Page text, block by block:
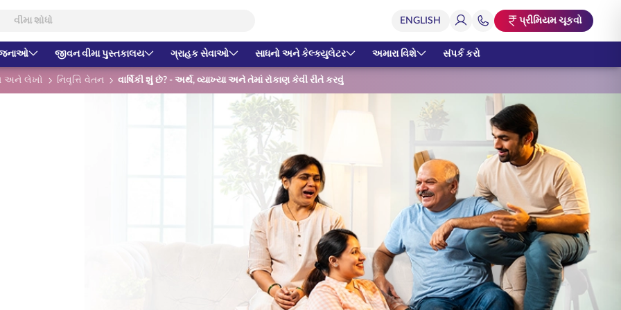
પ્રીમિયમ ચૂકવો
જીવન વીમા પુસ્તકાલય ગ્રાહક સેવાઓ સાધનો અને કેલ્ક્યુલેટર અમારા વિશે સંપર્ક કરો
અને લેખો નિવૃત્તિ વેતન વાર્ષિકી શું છે? - અર્થ, વ્યાખ્યા અને તેમાં રોકાણ કેવી રીતે કરવું